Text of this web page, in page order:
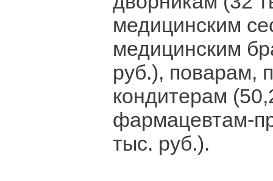
медицинским
медицинским
руб.), поварам,
кондитерам
фармацевтам-
тыс. руб.).